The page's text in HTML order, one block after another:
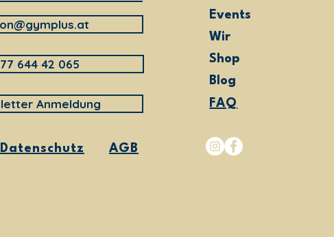
644 42 065
Anmeldung
Datenschutz AGB
Events
Wir
Shop
Blog
FAQ